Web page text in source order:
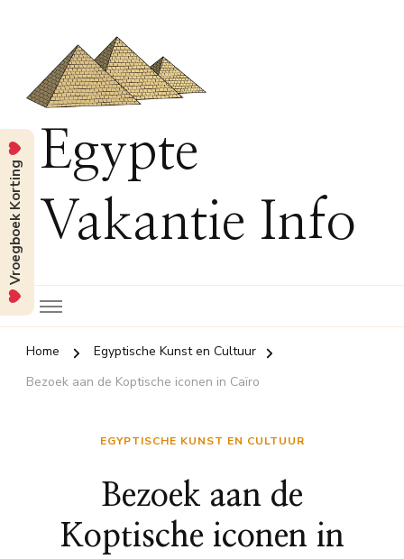
Egypte
Vakantie Info
Home
Egyptische Kunst en Cultuur
Bezoek aan de Koptische iconen in Caïro
EGYPTISCHE KUNST EN CULTUUR
Bezoek aan de
Koptische iconen in
Vroegboek Korting